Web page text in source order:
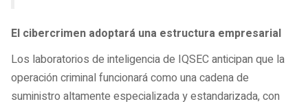
El cibercrimen adoptará una estructura empresarial
Los laboratorios de inteligencia de IQSEC anticipan que la
operación criminal funcionará como una cadena de
suministro altamente especializada y estandarizada, con